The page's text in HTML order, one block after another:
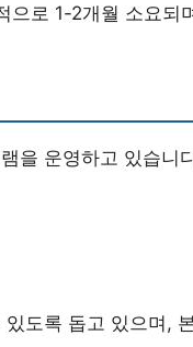
으로 1-2개월 소요되
을 운영하고 있습니
도록 돕고 있으며,